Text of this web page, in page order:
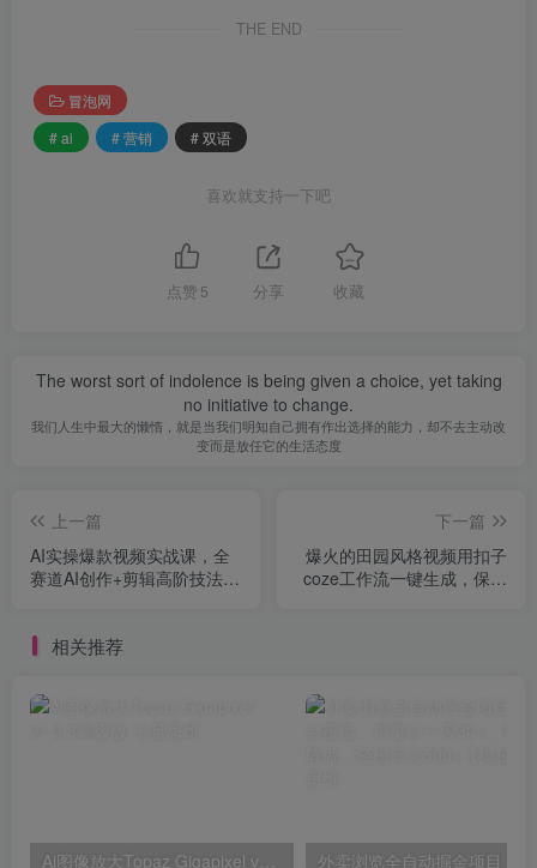
THE END
冒泡网
# ai
# 营销 # 双语
喜欢就支持一下吧
点赞 5 分享 收藏
The worst sort of indolence is being given a choice, yet taking
no initiative to change.
我们人生中最大的懒惰，就是当我们明知自己拥有作出选择的能力，却不去主动改
变而是放任它的生活态度
上一篇
AI实操爆款视频实战课，全
赛道AI创作+剪辑高阶技法，
下一篇
爆火的田园风格视频用扣子
coze工作流一键生成，保姆
相关推荐